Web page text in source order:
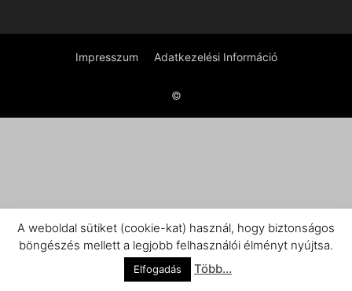
Impresszum Adatkezelési Információ
©
A weboldal sütiket (cookie-kat) használ, hogy biztonságos
böngészés mellett a legjobb felhasználói élményt nyújtsa.
Elfogadás Több...